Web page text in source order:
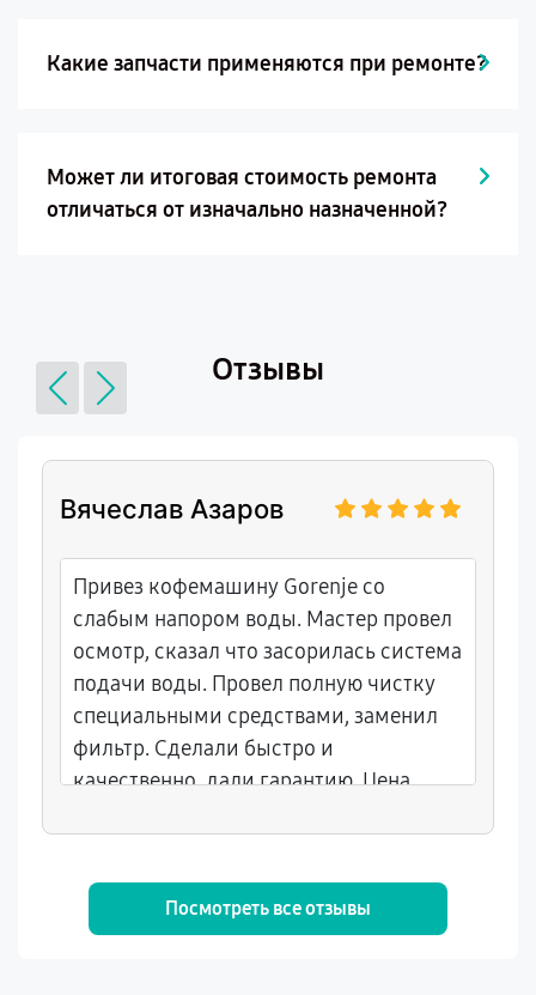
Какие запчасти применяются при ремонте?
Может ли итоговая стоимость ремонта
отличаться от изначально назначенной?
Отзывы
Вячеслав Азаров
Привез кофемашину Gorenje со
слабым напором воды. Мастер провел
осмотр, сказал что засорилась система
подачи воды. Провел полную чистку
специальными средствами, заменил
фильтр. Сделали быстро и
качественно, дали гарантию. Цена
Посмотреть все отзывы